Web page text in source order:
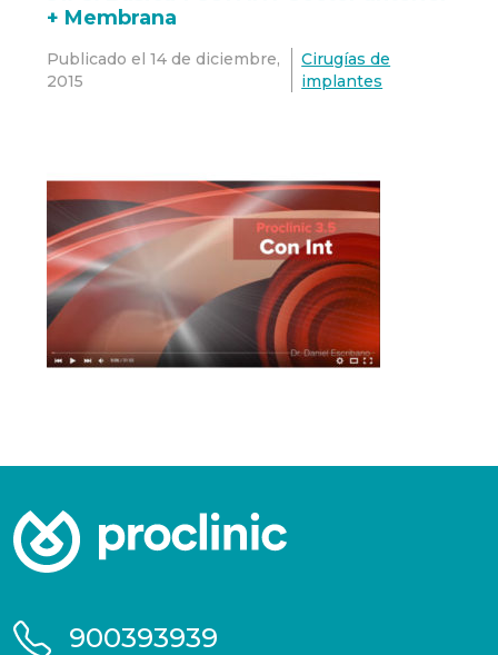
+ Membrana
Publicado el 14 de diciembre,
2015
Cirugías de
implantes
900393939